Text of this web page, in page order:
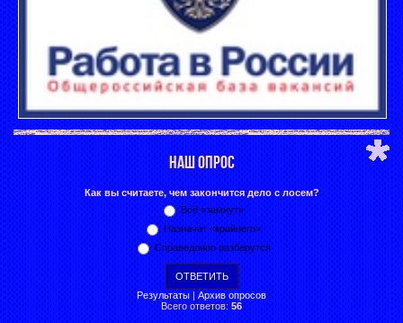
НАШ ОПРОС
Как вы считаете, чем закончится дело с лосем?
Всё «замнут»
Назначат «крайнего»
Справедливо разберутся
Результаты | Архив опросов
Всего ответов: 56